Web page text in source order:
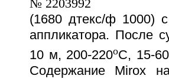
(1680 дтекс/ф 1000)
аппликатора. После
10 м, 200-220oС, 15-
Содержание Mirox